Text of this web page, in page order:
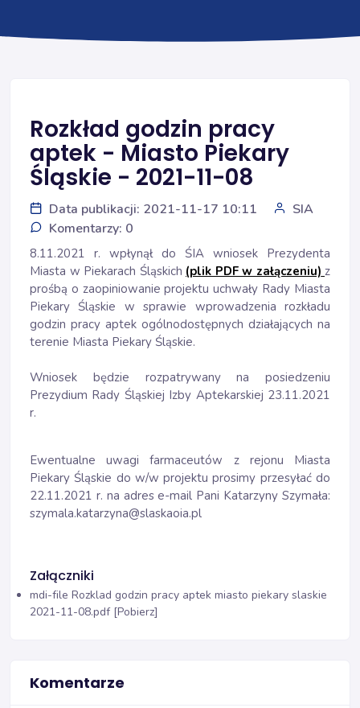
Rozkład godzin pracy
aptek - Miasto Piekary
Śląskie - 2021-11-08
Data publikacji: 2021-11-17 10:11
SIA
Komentarzy: 0
8.11.2021 r. wpłynął do ŚIA wniosek Prezydenta
Miasta w Piekarach Śląskich (plik PDF w załączeniu) z
prośbą o zaopiniowanie projektu uchwały Rady Miasta
Piekary Śląskie w sprawie wprowadzenia rozkładu
godzin pracy aptek ogólnodostępnych działających na
terenie Miasta Piekary Śląskie.
Wniosek będzie rozpatrywany na posiedzeniu
Prezydium Rady Śląskiej Izby Aptekarskiej 23.11.2021
r.
Ewentualne uwagi farmaceutów z rejonu Miasta
Piekary Śląskie do w/w projektu prosimy przesyłać do
22.11.2021 r. na adres e-mail Pani Katarzyny Szymała:
szymala.katarzyna@slaskaoia.pl
Załączniki
mdi-file Rozklad godzin pracy aptek miasto piekary slaskie
2021-11-08.pdf [Pobierz]
Komentarze